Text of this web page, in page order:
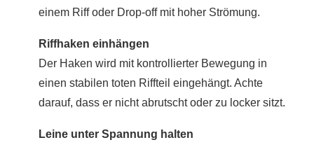
einem Riff oder Drop-off mit hoher Strömung.
Riffhaken einhängen
Der Haken wird mit kontrollierter Bewegung in
einen stabilen toten Riffteil eingehängt. Achte
darauf, dass er nicht abrutscht oder zu locker sitzt.
Leine unter Spannung halten